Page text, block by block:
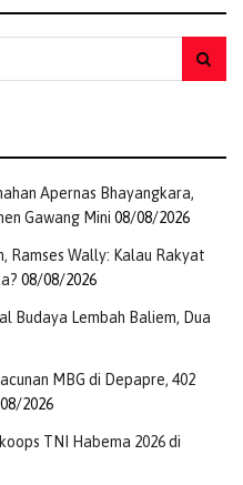
Apernas Bhayangkara,
Gawang Mini 08/08/2026
Ramses Wally: Kalau Rakyat
08/08/2026
Budaya Lembah Baliem, Dua
MBG di Depapre, 402
2026
TNI Habema 2026 di